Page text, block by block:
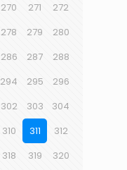
270 271
272
278 279
280
286 287
288
294 295
296
302 303
304
310 311
312
318 319
320